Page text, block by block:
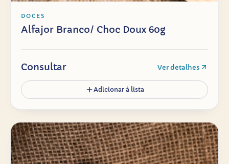
DOCES
Alfajor Branco/ Choc Doux 60g
Consultar Ver detalhes
Adicionar à lista